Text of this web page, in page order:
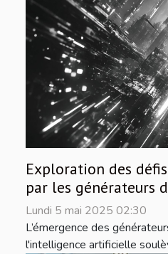
Exploration des
par les générateurs
Lundi 5 mai 2025 02:30
L’émergence des
l'intelligence artificielle